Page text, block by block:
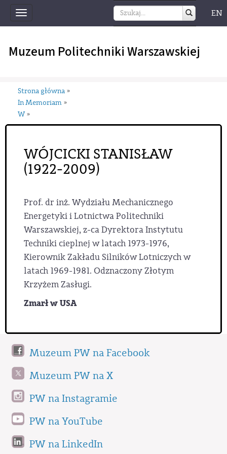
Toggle
navigation
EN
Muzeum Politechniki Warszawskiej
Strona główna »
In Memoriam »
W »
WÓJCICKI STANISŁAW
(1922-2009)
Prof. dr inż. Wydziału Mechanicznego
Energetyki i Lotnictwa Politechniki
Warszawskiej, z-ca Dyrektora Instytutu
Techniki cieplnej w latach 1973-1976,
Kierownik Zakładu Silników Lotniczych w
latach 1969-1981. Odznaczony Złotym
Krzyżem Zasługi.
Zmarł w USA
Muzeum PW na Facebook
Muzeum PW na X
PW na Instagramie
PW na YouTube
PW na LinkedIn